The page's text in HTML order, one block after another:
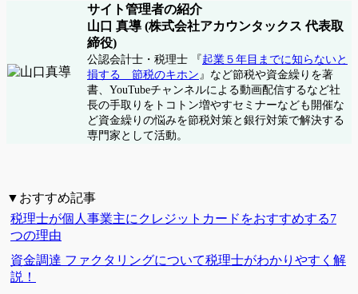
サイト管理者の紹介
山口 真導 (株式会社アカウンタックス 代表取
締役)
公認会計士・税理士 『起業５年目までに知らないと
損する 節税のキホン 』など節税や資金繰りを著
書、YouTubeチャンネルによる動画配信するなど社
長の手取りをトコトン増やすセミナーなども開催な
ど資金繰りの悩みを節税対策と銀行対策で解決する
専門家として活動。
▼おすすめ記事
税理士が個人事業主にクレジットカードをおすすめする7
つの理由
資金調達 ファクタリングについて税理士がわかりやすく解
説！